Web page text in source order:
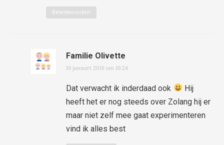
Beantwoorden
Familie Olivette
19 januari 2018 om 16:24
Dat verwacht ik inderdaad ook
Hij
heeft het er nog steeds over Zolang hij er
maar niet zelf mee gaat experimenteren
vind ik alles best